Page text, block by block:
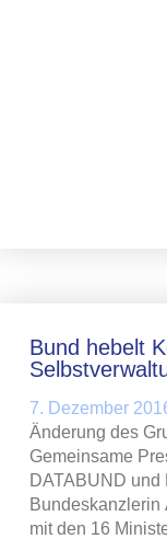
Bund hebelt
7. Dezember
Änderung des
Gemeinsame
DATABUND und
Bundeskanzlerin
mit den 16